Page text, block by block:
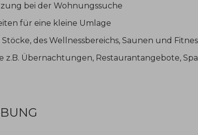
bei der Wohnungssuche
für eine kleine Umlage
des Wellnessbereichs, Saunen und
Übernachtungen, Restaurantangebote,